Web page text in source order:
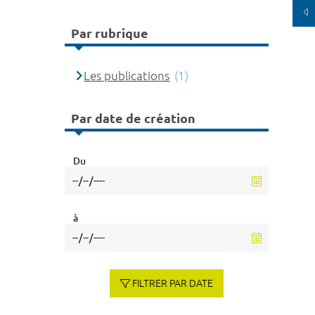
Par rubrique
Les publications (1)
Par date de création
Du
à
FILTRER PAR DATE